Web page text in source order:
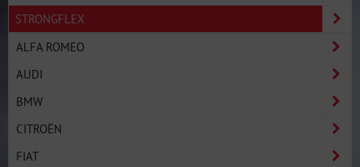
STRONGFLEX
ALFA ROMEO
AUDI
BMW
CITROËN
FIAT